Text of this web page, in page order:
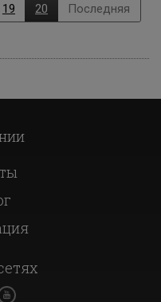
19 20 Последняя